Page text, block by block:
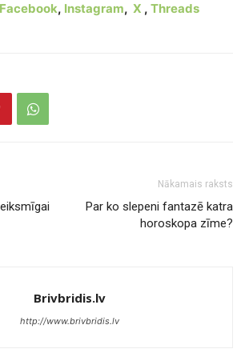
Facebook, Instagram, X , Threads
Nākamais raksts
Par ko slepeni fantazē katra
horoskopa zīme?
Brivbridis.lv
http://www.brivbridis.lv